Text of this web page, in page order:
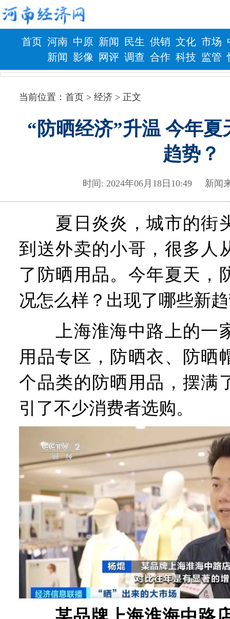
首页 河南
新闻
中原
影像
新闻
网评
民生
调查
供销
合作
文化
科技
市场
监管
财政 健康
当前位置：首页 > 经济 > 正文
“防晒经济”升温 今年
趋势？
时间: 2024年06月18日10:49 新
夏日炎炎，城市的街
到送外卖的小哥，很多人
了防晒用品。今年夏天，
况怎么样？出现了哪些新
上海淮海中路上的一
用品专区，防晒衣、防晒
个品类的防晒用品，摆满
引了不少消费者选购。